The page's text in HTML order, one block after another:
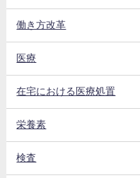
働き方改革
医療
在宅における医療処置
栄養素
検査